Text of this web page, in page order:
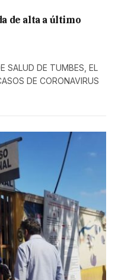
de alta a último
SALUD DE TUMBES, EL
DE CORONAVIRUS